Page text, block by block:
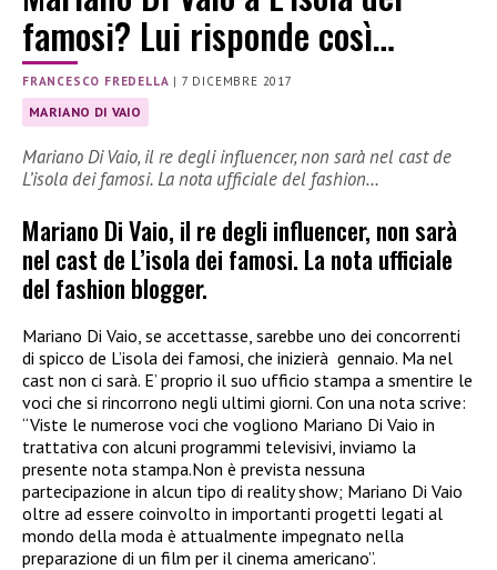
famosi? Lui risponde così…
FRANCESCO FREDELLA | 7 DICEMBRE 2017
MARIANO DI VAIO
Mariano Di Vaio, il re degli influencer, non sarà nel cast de
L’isola dei famosi. La nota ufficiale del fashion…
Mariano Di Vaio, il re degli influencer, non sarà
nel cast de L’isola dei famosi. La nota ufficiale
del fashion blogger.
Mariano Di Vaio, se accettasse, sarebbe uno dei concorrenti
di spicco de L’isola dei famosi, che inizierà gennaio. Ma nel
cast non ci sarà. E’ proprio il suo ufficio stampa a smentire le
voci che si rincorrono negli ultimi giorni. Con una nota scrive:
“Viste le numerose voci che vogliono Mariano Di Vaio in
trattativa con alcuni programmi televisivi, inviamo la
presente nota stampa.Non è prevista nessuna
partecipazione in alcun tipo di reality show; Mariano Di Vaio
oltre ad essere coinvolto in importanti progetti legati al
mondo della moda è attualmente impegnato nella
preparazione di un film per il cinema americano”.